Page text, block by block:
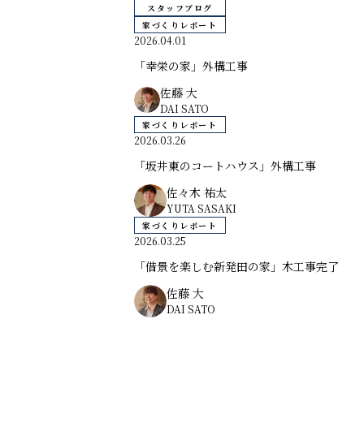
スタッフブログ
家づくりレポート
2026.04.01
「幸栄の家」外構工事
佐藤 大
DAI SATO
家づくりレポート
2026.03.26
「坂井東のコートハウス」外構工事
佐々木 祐太
YUTA SASAKI
家づくりレポート
2026.03.25
「借景を楽しむ新発田の家」木工事完了
佐藤 大
DAI SATO